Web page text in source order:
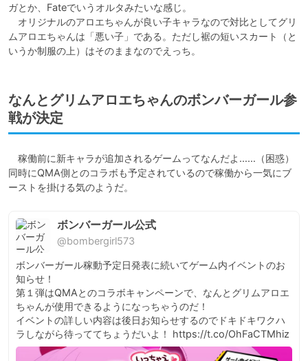
ガとか、Fateでいうオルタみたいな感じ。
オリジナルのアロエちゃんが良い子キャラなので対比としてグリ
ムアロエちゃんは「悪い子」である。ただし裾の短いスカート（と
いうか制服の上）はそのままなのでえっち。
なんとグリムアロエちゃんのボンバーガール参
戦が決定
稼働前に新キャラが追加されるゲームってなんだよ……（困惑）
同時にQMA側とのコラボも予定されているので稼働から一気にブ
ーストを掛ける気のようだ。
ボンバーガール公式
@bombergirl573
ボンバーガール稼動予定日発表に続いてゲーム内イベントのお
知らせ！
第１弾はQMAとのコラボキャンペーンで、なんとグリムアロエ
ちゃんが使用できるようになっちゃうのだ！
イベントの詳しい内容は後日お知らせするのでドキドキワクハ
ラしながら待っててちょうだいよ！ https://t.co/OhFaCTMhiz